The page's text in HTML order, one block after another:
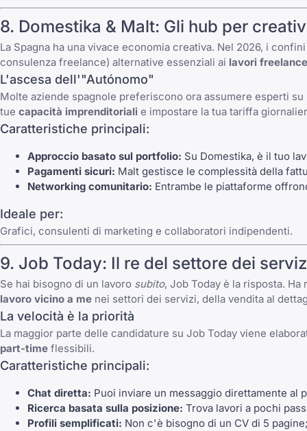
8. Domestika & Malt: Gli hub per
La Spagna ha una vivace economia creativa. Nel 2026, i
consulenza freelance) alternative essenziali ai lavori
L'ascesa dell'"Autónomo"
Molte aziende spagnole preferiscono ora assumere esperti
tue capacità imprenditoriali e impostare la tua tariffa
Caratteristiche principali:
Approccio basato sul portfolio: Su Domestika, è il tuo
Pagamenti sicuri: Malt gestisce le complessità della
Networking comunitario: Entrambe le piattaforme
Ideale per:
Grafici, consulenti di marketing e collaboratori indipendenti.
9. Job Today: Il re del settore dei
Se hai bisogno di un lavoro subito, Job Today è la risposta.
lavoro vicino a me nei settori dei servizi, della vendita al
La velocità è la priorità
La maggior parte delle candidature su Job Today viene
part-time flessibili.
Caratteristiche principali:
Chat diretta: Puoi inviare un messaggio direttamente al
Ricerca basata sulla posizione: Trova lavori a pochi
Profili semplificati: Non c'è bisogno di un CV di 5